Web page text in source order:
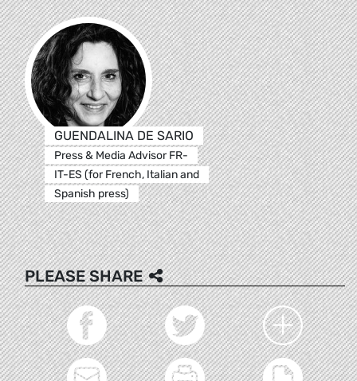
GUENDALINA DE SARIO
Press & Media Advisor FR-
IT-ES (for French, Italian and
Spanish press)
PLEASE SHARE